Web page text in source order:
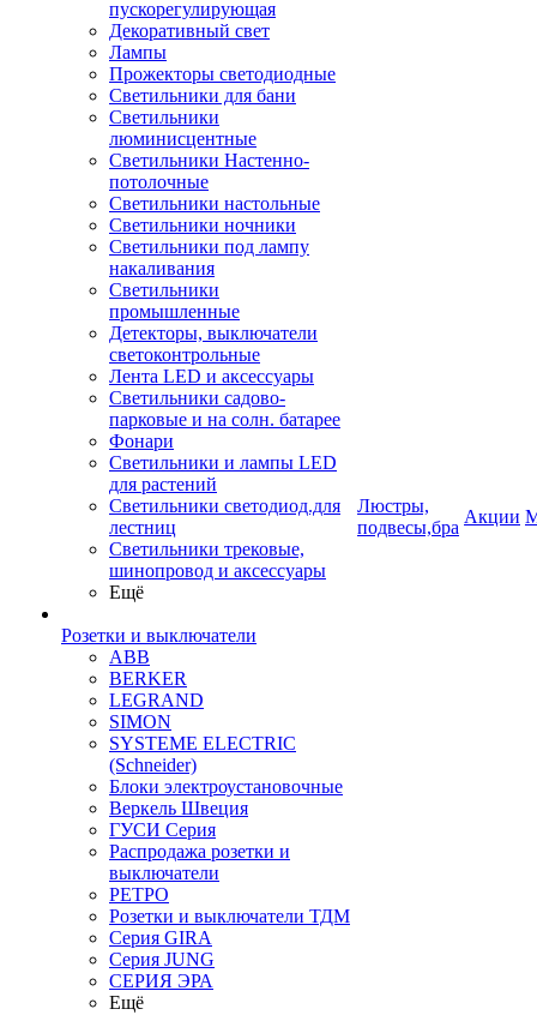
пускорегулирующая
Декоративный свет
Лампы
Прожекторы светодиодные
Светильники для бани
Светильники
люминисцентные
Светильники Настенно-
потолочные
Светильники настольные
Светильники ночники
Светильники под лампу
накаливания
Светильники
промышленные
Детекторы, выключатели
светоконтрольные
Лента LED и аксессуары
Светильники садово-
парковые и на солн. батарее
Фонари
Светильники и лампы LED
для растений
Светильники светодиод.для
лестниц
Светильники трековые,
шинопровод и аксессуары
Ещё
Розетки и выключатели
ABB
BERKER
LEGRAND
SIMON
SYSTEME ELECTRIC
(Schneider)
Блоки электроустановочные
Веркель Швеция
ГУСИ Серия
Распродажа розетки и
выключатели
РЕТРО
Розетки и выключатели ТДМ
Серия GIRA
Серия JUNG
СЕРИЯ ЭРА
Ещё
Люстры,
подвесы,бра
Акции